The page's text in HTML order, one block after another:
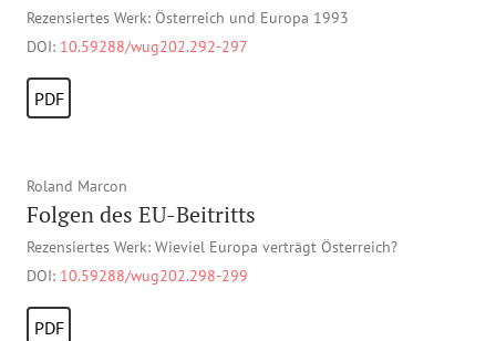
Rezensiertes Werk: Österreich und Europa 1993
DOI: 10.59288/wug202.292-297
PDF
Roland Marcon
Folgen des EU-Beitritts
Rezensiertes Werk: Wieviel Europa verträgt Österreich?
DOI: 10.59288/wug202.298-299
PDF